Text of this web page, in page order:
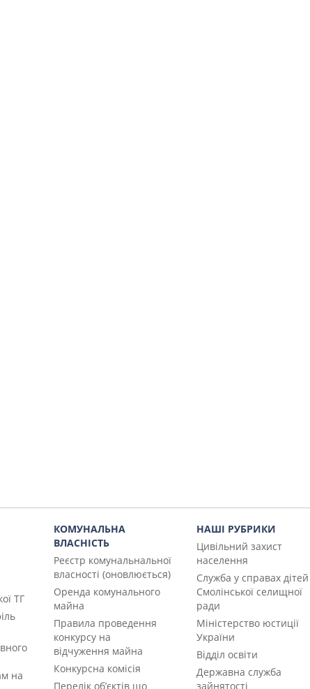
ТГ
на
КОМУНАЛЬНА
ВЛАСНІСТЬ
Реєстр комунальнальної
власності (оновлюється)
Оренда комунального
майна
Правила проведення
конкурсу на
відчуження майна
Конкурсна комісія
Перелік об’єктів що
НАШІ РУБРИКИ
Цивільний захист
населення
Служба у справах дітей
Смолінської селищної
ради
Міністерство юстиції
України
Відділ освіти
Державна служба
зайнятості